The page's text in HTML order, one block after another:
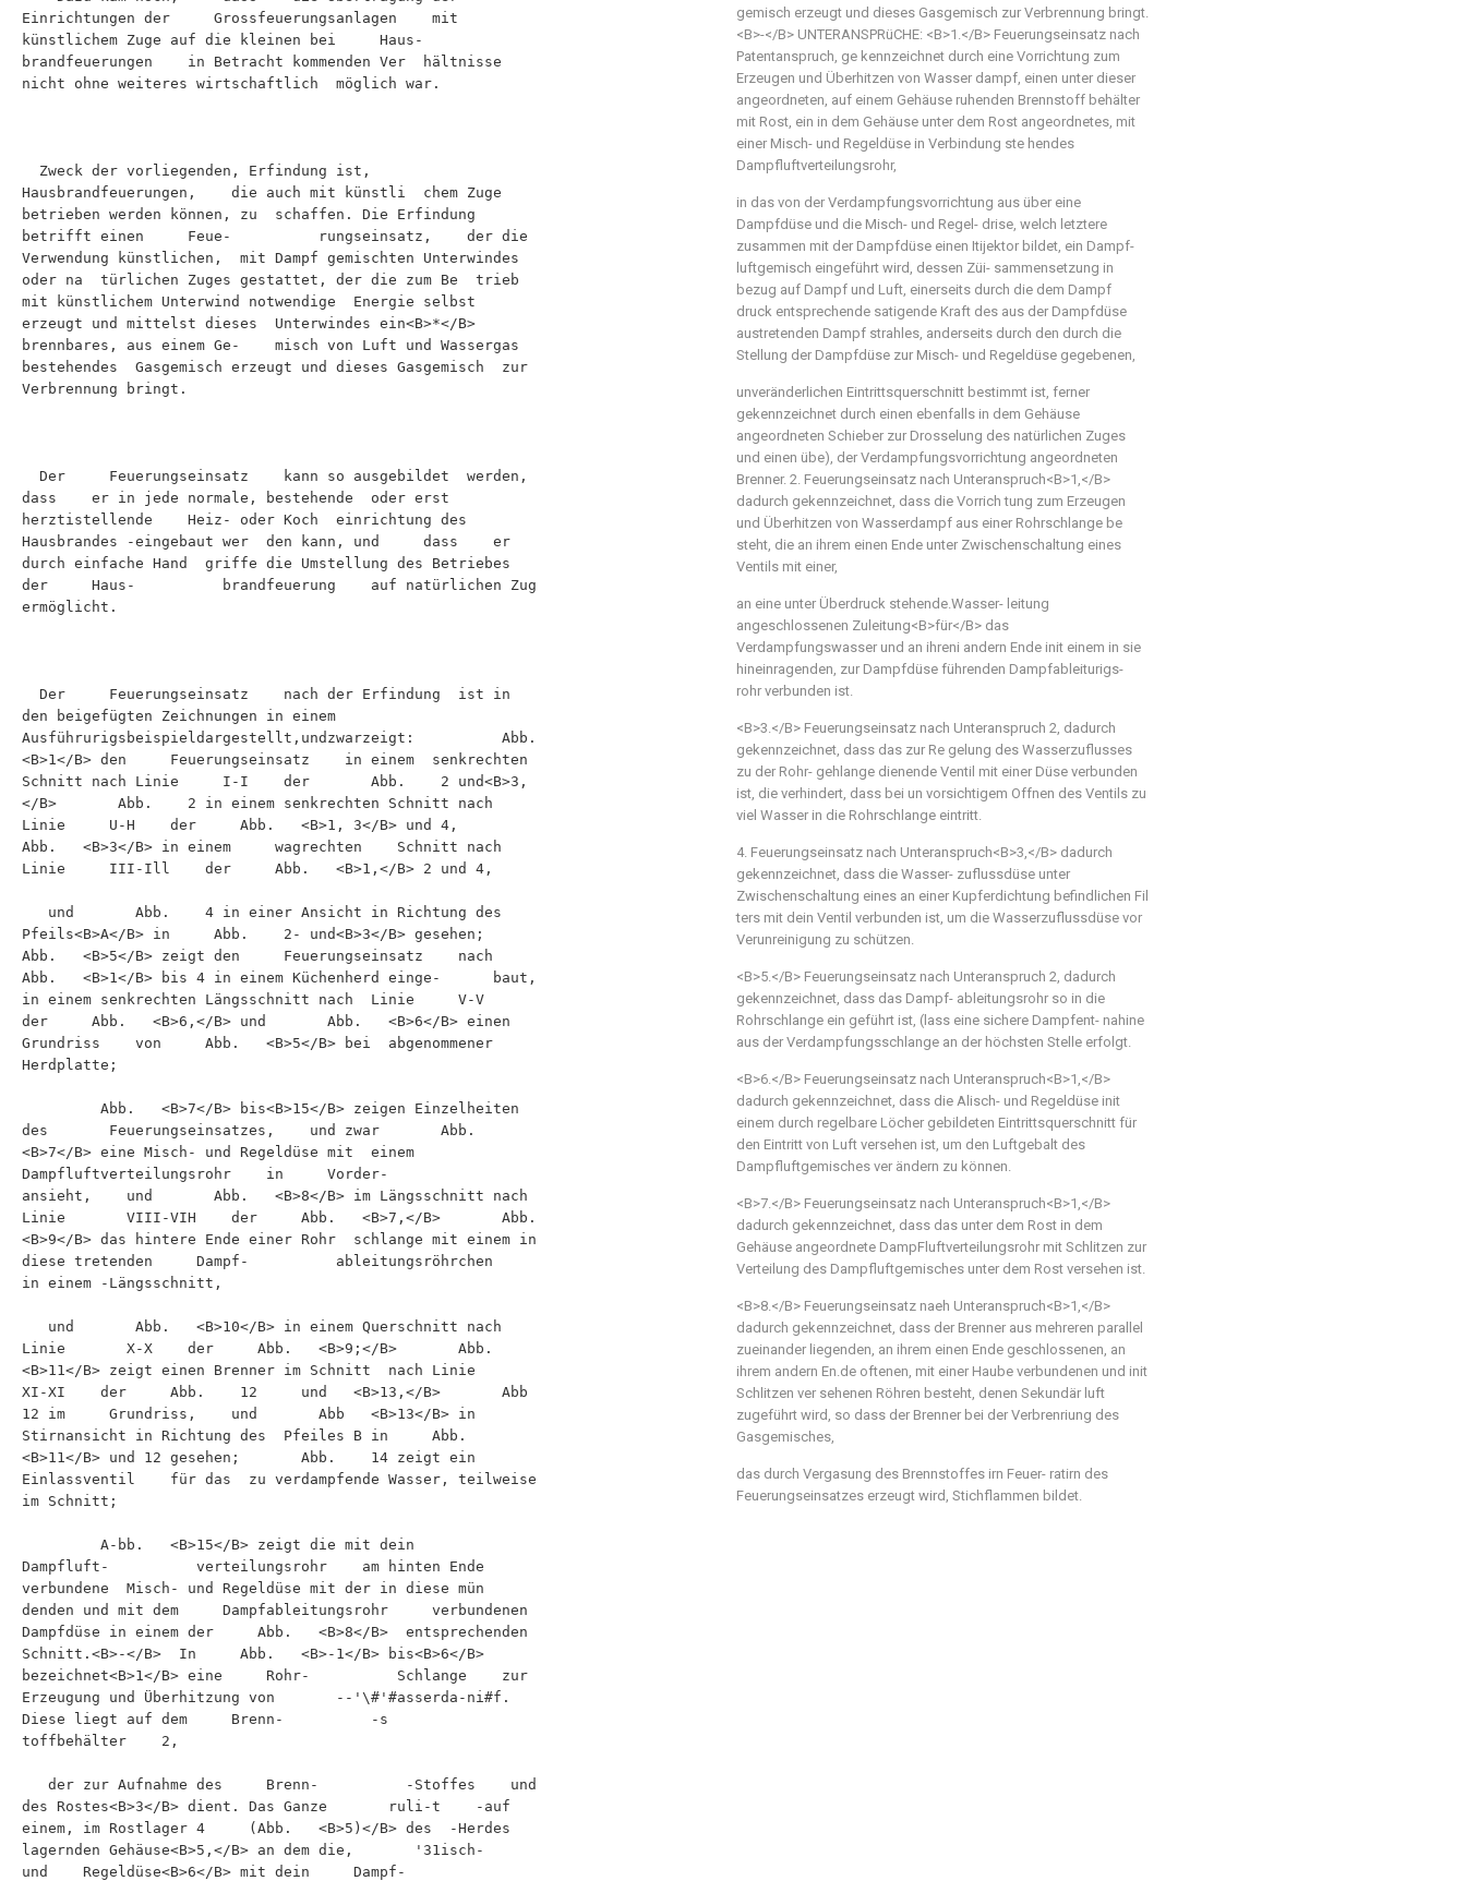
gemisch erzeugt und dieses Gasgemisch zur Verbrennung bringt.
<B>-</B> UNTERANSPRüCHE: <B>1.</B> Feuerungseinsatz nach
Patentanspruch, ge kennzeichnet durch eine Vorrichtung zum
Erzeugen und Überhitzen von Wasser dampf, einen unter dieser
angeordneten, auf einem Gehäuse ruhenden Brennstoff behälter
mit Rost, ein in dem Gehäuse unter dem Rost angeordnetes, mit
einer Misch- und Regeldüse in Verbindung ste hendes
Dampfluftverteilungsrohr,
in das von der Verdampfungsvorrichtung aus über eine
Dampfdüse und die Misch- und Regel- drise, welch letztere
zusammen mit der Dampfdüse einen Itijektor bildet, ein Dampf-
luftgemisch eingeführt wird, dessen Züi- sammensetzung in
bezug auf Dampf und Luft, einerseits durch die dem Dampf
druck entsprechende satigende Kraft des aus der Dampfdüse
austretenden Dampf strahles, anderseits durch den durch die
Stellung der Dampfdüse zur Misch- und Regeldüse gegebenen,
unveränderlichen Eintrittsquerschnitt bestimmt ist, ferner
gekennzeichnet durch einen ebenfalls in dem Gehäuse
angeordneten Schieber zur Drosselung des natürlichen Zuges
und einen übe), der Verdampfungsvorrichtung angeordneten
Brenner. 2. Feuerungseinsatz nach Unteranspruch<B>1,</B>
dadurch gekennzeichnet, dass die Vorrich tung zum Erzeugen
und Überhitzen von Wasserdampf aus einer Rohrschlange be
steht, die an ihrem einen Ende unter Zwischenschaltung eines
Ventils mit einer,
an eine unter Überdruck stehende.Wasser- leitung
angeschlossenen Zuleitung<B>für</B> das
Verdampfungswasser und an ihreni andern Ende init einem in sie
hineinragenden, zur Dampfdüse führenden Dampfableiturigs-
rohr verbunden ist.
<B>3.</B> Feuerungseinsatz nach Unteranspruch 2, dadurch
gekennzeichnet, dass das zur Re gelung des Wasserzuflusses
zu der Rohr- gehlange dienende Ventil mit einer Düse verbunden
ist, die verhindert, dass bei un vorsichtigem Offnen des Ventils zu
viel Wasser in die Rohrschlange eintritt.
4. Feuerungseinsatz nach Unteranspruch<B>3,</B> dadurch
gekennzeichnet, dass die Wasser- zuflussdüse unter
Zwischenschaltung eines an einer Kupferdichtung befindlichen Fil
ters mit dein Ventil verbunden ist, um die Wasserzuflussdüse vor
Verunreinigung zu schützen.
<B>5.</B> Feuerungseinsatz nach Unteranspruch 2, dadurch
gekennzeichnet, dass das Dampf- ableitungsrohr so in die
Rohrschlange ein geführt ist, (lass eine sichere Dampfent- nahine
aus der Verdampfungsschlange an der höchsten Stelle erfolgt.
<B>6.</B> Feuerungseinsatz nach Unteranspruch<B>1,</B>
dadurch gekennzeichnet, dass die Alisch- und Regeldüse init
einem durch regelbare Löcher gebildeten Eintrittsquerschnitt für
den Eintritt von Luft versehen ist, um den Luftgebalt des
Dampfluftgemisches ver ändern zu können.
<B>7.</B> Feuerungseinsatz nach Unteranspruch<B>1,</B>
dadurch gekennzeichnet, dass das unter dem Rost in dem
Gehäuse angeordnete DampFluftverteilungsrohr mit Schlitzen zur
Verteilung des Dampfluftgemisches unter dem Rost versehen ist.
<B>8.</B> Feuerungseinsatz naeh Unteranspruch<B>1,</B>
dadurch gekennzeichnet, dass der Brenner aus mehreren parallel
zueinander liegenden, an ihrem einen Ende geschlossenen, an
ihrem andern En.de oftenen, mit einer Haube verbundenen und init
Schlitzen ver sehenen Röhren besteht, denen Sekundär luft
zugeführt wird, so dass der Brenner bei der Verbrenriung des
Gasgemisches,
das durch Vergasung des Brennstoffes irn Feuer- ratirn des
Feuerungseinsatzes erzeugt wird, Stichflammen bildet.